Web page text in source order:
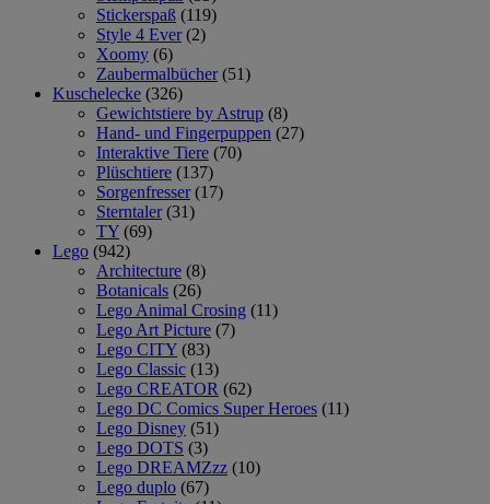
Stickerspaß (119)
Style 4 Ever (2)
Xoomy (6)
Zaubermalbücher (51)
Kuschelecke (326)
Gewichtstiere by Astrup (8)
Hand- und Fingerpuppen (27)
Interaktive Tiere (70)
Plüschtiere (137)
Sorgenfresser (17)
Sterntaler (31)
TY (69)
Lego (942)
Architecture (8)
Botanicals (26)
Lego Animal Crosing (11)
Lego Art Picture (7)
Lego CITY (83)
Lego Classic (13)
Lego CREATOR (62)
Lego DC Comics Super Heroes (11)
Lego Disney (51)
Lego DOTS (3)
Lego DREAMZzz (10)
Lego duplo (67)